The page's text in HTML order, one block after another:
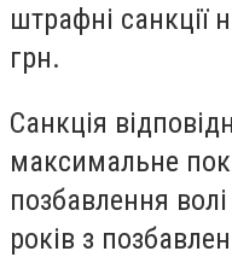
штрафні санкції
грн.
Санкція
максимальне
позбавлення
років з